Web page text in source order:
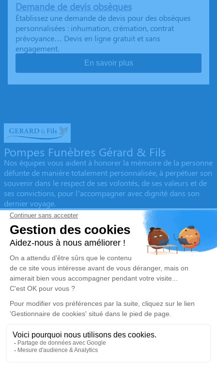
Demande de devis obsèques
Établissez une demande de devis pour des obsèques
personnalisées : inhumation, crémation, contrat
prévoyance… Devis en ligne gratuit et sans
engagement.
En savoir plus
Pompes Funèbres Gérard & Fils
Nos équipes vous aident à honorer la mémoire de la personne
défunte de manière totalement personnalisée, à perpétuer son
souvenir dans le respect de ses volontés, de ses valeurs et de
ses convictions, pour l’accompagner avec dignité dans son
dernier voyage.
Obtenez un devis
Devis obsèques
Devis prévoyance
Devis marbrerie
Nos réseaux sociaux
Politique de traitement des données personnelles
Politique d’utilisation des cookies